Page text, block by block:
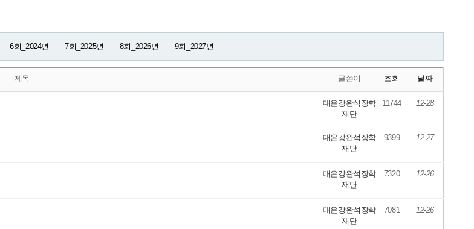
6회_2024년 7회_2025년 8회_2026년 9회_2027년
제목 글쓴이 조회 날짜
대은강완석장학
재단
11744 12-28
대은강완석장학
재단
9399 12-27
대은강완석장학
재단
7320 12-26
대은강완석장학
재단
7081 12-26